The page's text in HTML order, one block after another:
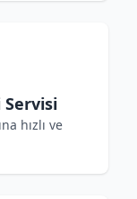
Servisi
hızlı ve